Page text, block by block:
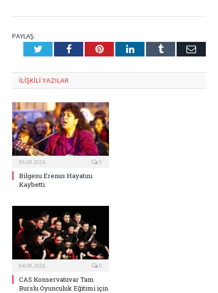
PAYLAŞ.
TwitterFacebookPinterestLinkedInTumblr E-
ILIŞKILI YAZILAR
06.08.2026 0
Bilgesu Erenus Hayatını
Kaybetti
04.08.2026 0
CAS Konservatuvar Tam
Burslu Oyunculuk Eğitimi için